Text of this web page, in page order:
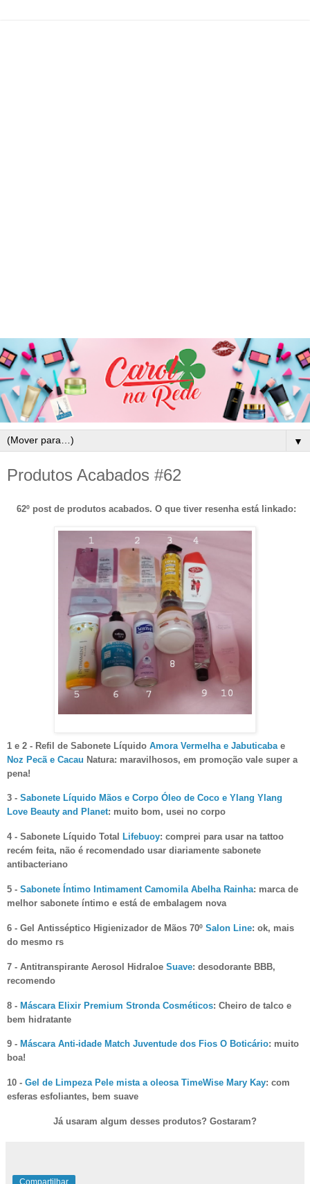
▼
Produtos Acabados #62
62º post de produtos acabados. O que tiver resenha está linkado:
1 e 2 - Refil de Sabonete Líquido Amora Vermelha e Jabuticaba e
Noz Pecã e Cacau Natura: maravilhosos, em promoção vale super a
pena!
3 - Sabonete Líquido Mãos e Corpo Óleo de Coco e Ylang Ylang
Love Beauty and Planet: muito bom, usei no corpo
4 - Sabonete Líquido Total Lifebuoy: comprei para usar na tattoo
recém feita, não é recomendado usar diariamente sabonete
antibacteriano
5 - Sabonete Íntimo Intimament Camomila Abelha Rainha: marca de
melhor sabonete íntimo e está de embalagem nova
6 - Gel Antisséptico Higienizador de Mãos 70º Salon Line: ok, mais
do mesmo rs
7 - Antitranspirante Aerosol Hidraloe Suave: desodorante BBB,
recomendo
8 - Máscara Elixir Premium Stronda Cosméticos: Cheiro de talco e
bem hidratante
9 - Máscara Anti-idade Match Juventude dos Fios O Boticário: muito
boa!
10 - Gel de Limpeza Pele mista a oleosa TimeWise Mary Kay: com
esferas esfoliantes, bem suave
Já usaram algum desses produtos? Gostaram?
Compartilhar